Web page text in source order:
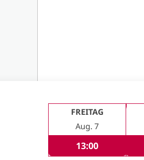
FREITAG
Aug. 7
13:00